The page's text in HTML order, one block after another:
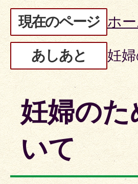
現在のページ ホ
あしあと 妊
妊婦の
いて